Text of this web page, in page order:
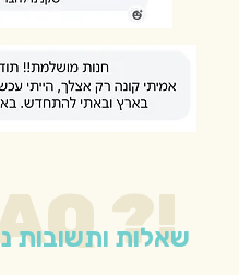
?!
שאלות ותשובות